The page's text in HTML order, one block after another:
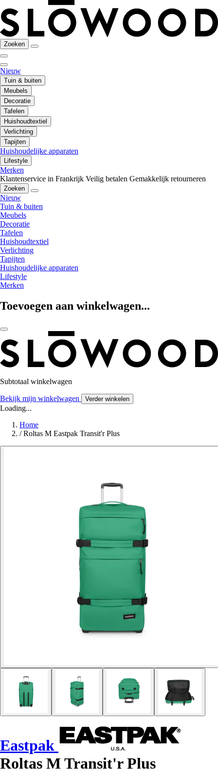
Zoeken
Nieuw
Tuin & buiten
Meubels
Decoratie
Tafelen
Huishoudtextiel
Verlichting
Tapijten
Huishoudelijke apparaten
Lifestyle
Merken
Klantenservice in Frankrijk Veilig betalen Gemakkelijk retourneren
Zoeken
Nieuw
Tuin & buiten
Meubels
Decoratie
Tafelen
Huishoudtextiel
Verlichting
Tapijten
Huishoudelijke apparaten
Lifestyle
Merken
Toevoegen aan winkelwagen...
Subtotaal winkelwagen
Bekijk mijn winkelwagen Verder winkelen
Loading...
Home
/ Roltas M Eastpak Transit'r Plus
Eastpak
Roltas M Transit'r Plus